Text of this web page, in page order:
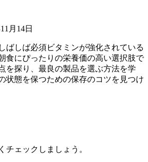
月14日
ばしば必須ビタミンが強化されている
食にぴったりの栄養価の高い選択肢で
を探り、最良の製品を選ぶ方法を学
状態を保つための保存のコツを見つけ
チェックしましょう。